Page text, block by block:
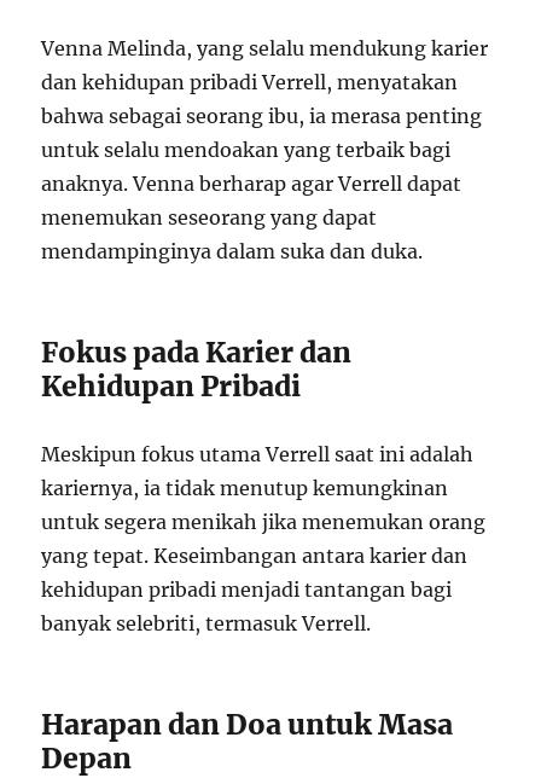
Venna Melinda, yang selalu mendukung karier
dan kehidupan pribadi Verrell, menyatakan
bahwa sebagai seorang ibu, ia merasa penting
untuk selalu mendoakan yang terbaik bagi
anaknya. Venna berharap agar Verrell dapat
menemukan seseorang yang dapat
mendampinginya dalam suka dan duka.
Fokus pada Karier dan
Kehidupan Pribadi
Meskipun fokus utama Verrell saat ini adalah
kariernya, ia tidak menutup kemungkinan
untuk segera menikah jika menemukan orang
yang tepat. Keseimbangan antara karier dan
kehidupan pribadi menjadi tantangan bagi
banyak selebriti, termasuk Verrell.
Harapan dan Doa untuk Masa
Depan